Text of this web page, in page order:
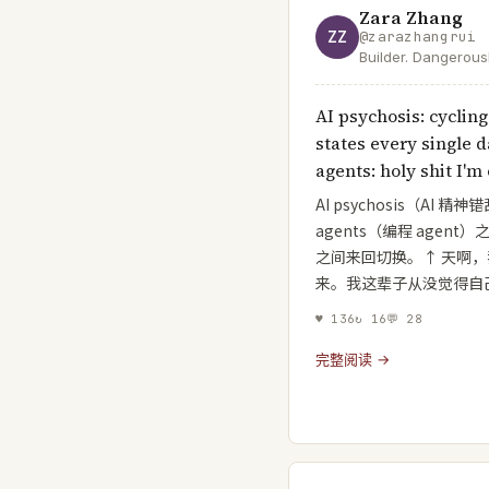
ZZ
Zara Zhang
@zarazhangrui
Builder.
AI psychosis:
states every single
agents: holy shit
AI psychosis（AI 精神
agents（编程 agent）
之间来回切换。↑ 天啊
来。我这辈子从没觉得
♥ 136↻ 16💬 28
完整阅读 →